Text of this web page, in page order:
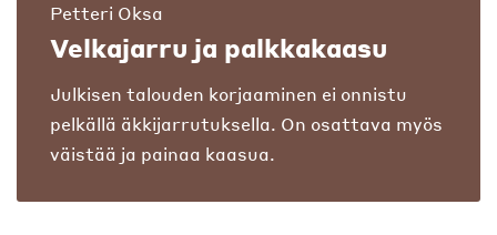
Petteri Oksa
Velkajarru ja palkkakaasu
Julkisen talouden korjaaminen ei onnistu
pelkällä äkkijarrutuksella. On osattava myös
väistää ja painaa kaasua.